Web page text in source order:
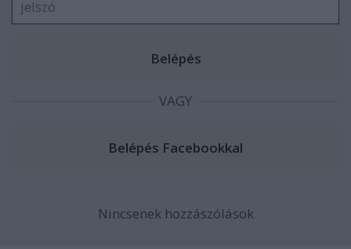
VAGY
Nincsenek hozzászólások